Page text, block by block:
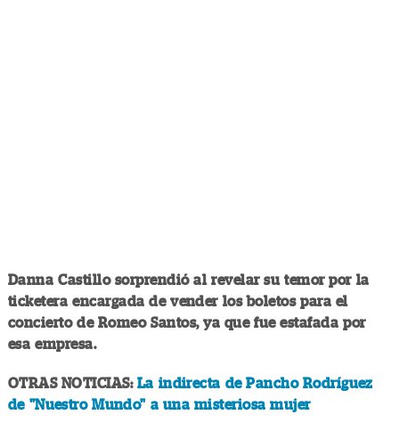
Danna Castillo sorprendió al revelar su temor por la
ticketera encargada de vender los boletos para el
concierto de Romeo Santos, ya que fue estafada por
esa empresa.
OTRAS NOTICIAS: La indirecta de Pancho Rodríguez
de "Nuestro Mundo" a una misteriosa mujer